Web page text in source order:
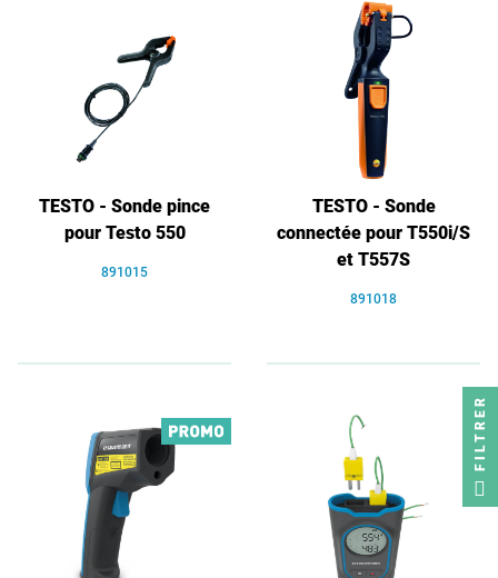
TESTO - Sonde pince
pour Testo 550
891015
TESTO - Sonde
connectée pour T550i/S
et T557S
891018
FILTRER